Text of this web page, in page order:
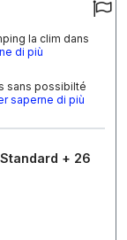
la clim dans
di più
sans possibilté
saperne di più
+ 26